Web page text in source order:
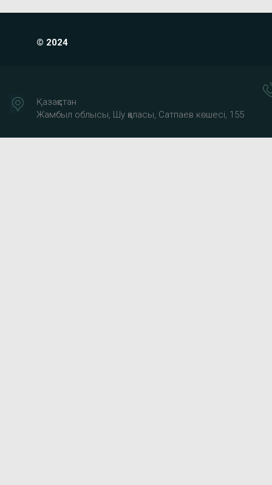
© 2024
Қазақстан
Жамбыл облысы, Шу қаласы, Сатпаев көшесі, 155